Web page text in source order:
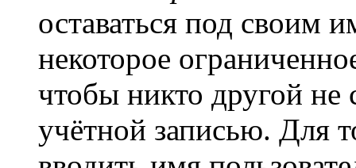
оставаться под своим
некоторое
чтобы никто другой не
учётной записью. Для